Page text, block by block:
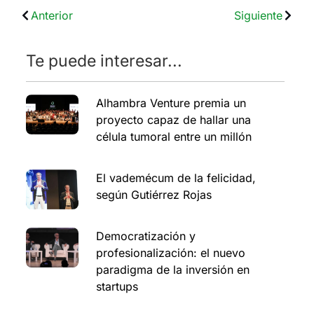
Anterior Siguiente
Te puede interesar...
Alhambra Venture premia un
proyecto capaz de hallar una
célula tumoral entre un millón
El vademécum de la felicidad,
según Gutiérrez Rojas
Democratización y
profesionalización: el nuevo
paradigma de la inversión en
startups